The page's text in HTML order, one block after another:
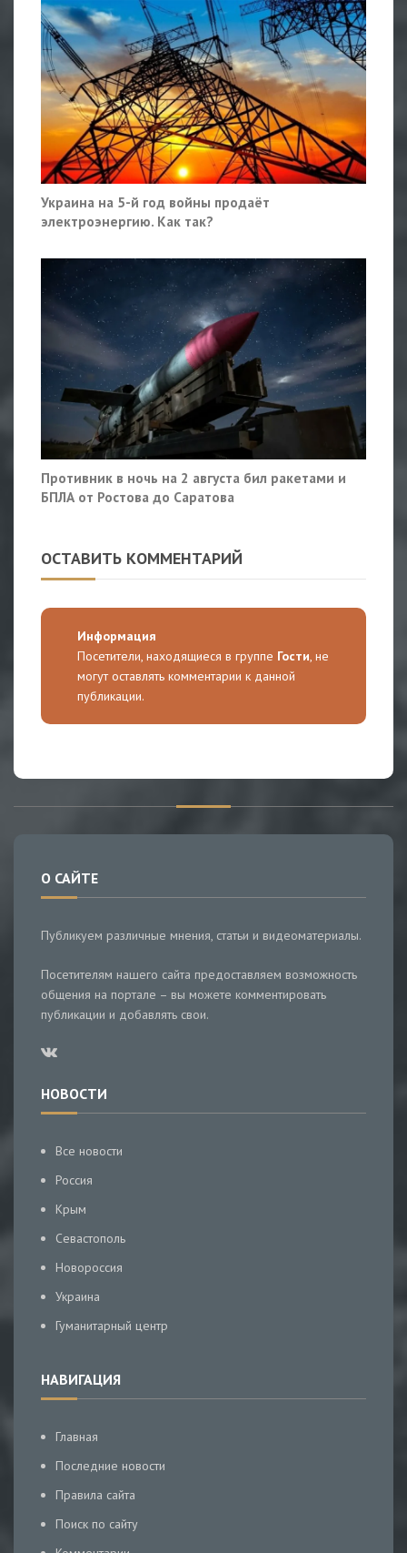
Украина на 5-й год войны продаёт
электроэнергию. Как так?
Противник в ночь на 2 августа бил ракетами и
БПЛА от Ростова до Саратова
ОСТАВИТЬ КОММЕНТАРИЙ
Информация
Посетители, находящиеся в группе Гости, не
могут оставлять комментарии к данной
публикации.
О САЙТЕ
Публикуем различные мнения, статьи и видеоматериалы.
Посетителям нашего сайта предоставляем возможность
общения на портале – вы можете комментировать
публикации и добавлять свои.
НОВОСТИ
Все новости
Россия
Крым
Севастополь
Новороссия
Украина
Гуманитарный центр
НАВИГАЦИЯ
Главная
Последние новости
Правила сайта
Поиск по сайту